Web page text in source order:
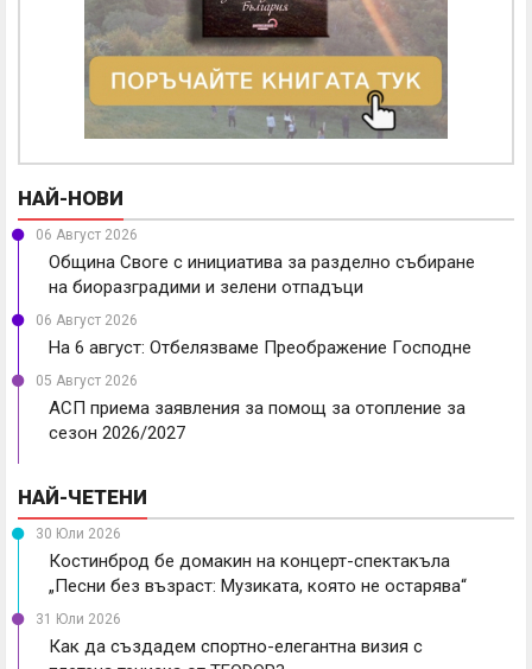
НАЙ-НОВИ
06 Август 2026
Община Своге с инициатива за разделно събиране
на биоразградими и зелени отпадъци
06 Август 2026
На 6 август: Отбелязваме Преображение Господне
05 Август 2026
АСП приема заявления за помощ за отопление за
сезон 2026/2027
НАЙ-ЧЕТЕНИ
30 Юли 2026
Костинброд бе домакин на концерт-спектакъла
„Песни без възраст: Музиката, която не остарява“
31 Юли 2026
Как да създадем спортно-елегантна визия с